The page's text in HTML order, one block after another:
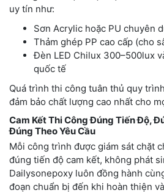
uy tín như:
Sơn Acrylic hoặc PU chuyên
Thảm ghép PP cao cấp (cho
Đèn LED Chilux 300–500lux
quốc tế
Quá trình thi công tuân thủ quy
đảm bảo chất lượng cao nhất cho
Cam Kết Thi Công Đúng Tiến Độ,
Đúng Theo Yêu Cầu
Mỗi công trình được giám sát chặt
đúng tiến độ cam kết, không phát
Dailysonepoxy luôn đồng hành
đoạn chuẩn bị đến khi hoàn thiện